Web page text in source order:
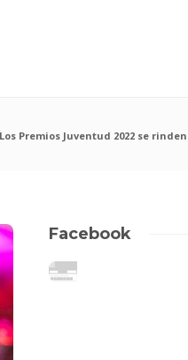
: Los Premios Juventud 2022 se
Facebook